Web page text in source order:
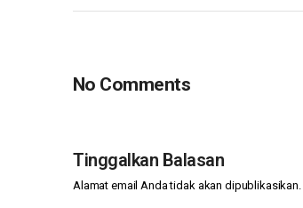
No Comments
Tinggalkan Balasan
Alamat email Anda tidak akan dipublikasikan.